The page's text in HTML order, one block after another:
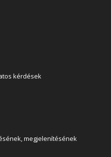
kérdések
megjelenítésének